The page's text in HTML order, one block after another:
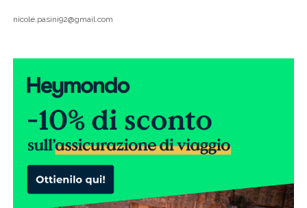
nicole.pasini92@gmail.com